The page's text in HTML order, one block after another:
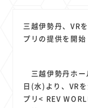
電子マネー 6 ワイモバ
4
オフィスビル 3 マイ
Anthropic 2
三越伊勢丹、VR
プリの提供を開始
三越伊勢丹ホ
日(水)より、VR
プリ< REV